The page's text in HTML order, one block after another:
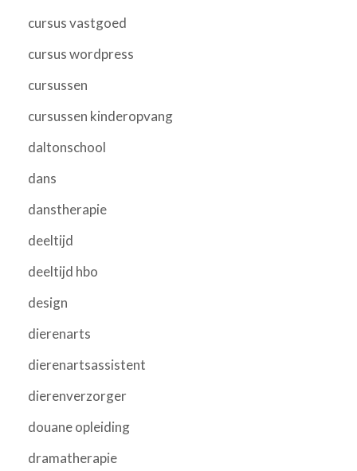
cursus vastgoed
cursus wordpress
cursussen
cursussen kinderopvang
daltonschool
dans
danstherapie
deeltijd
deeltijd hbo
design
dierenarts
dierenartsassistent
dierenverzorger
douane opleiding
dramatherapie